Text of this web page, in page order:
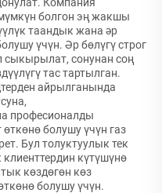
болгон эң жакшы
таандык жана әр
үчүн. Әр бөлүгү строг
сыкырылат, сонунан соң
тас тартылган.
айрылганында
професионалды
болушу үчүн газ
Бул толуктуулык тек
күтүшүнө
көздөгөн көз
болушу үчүн.